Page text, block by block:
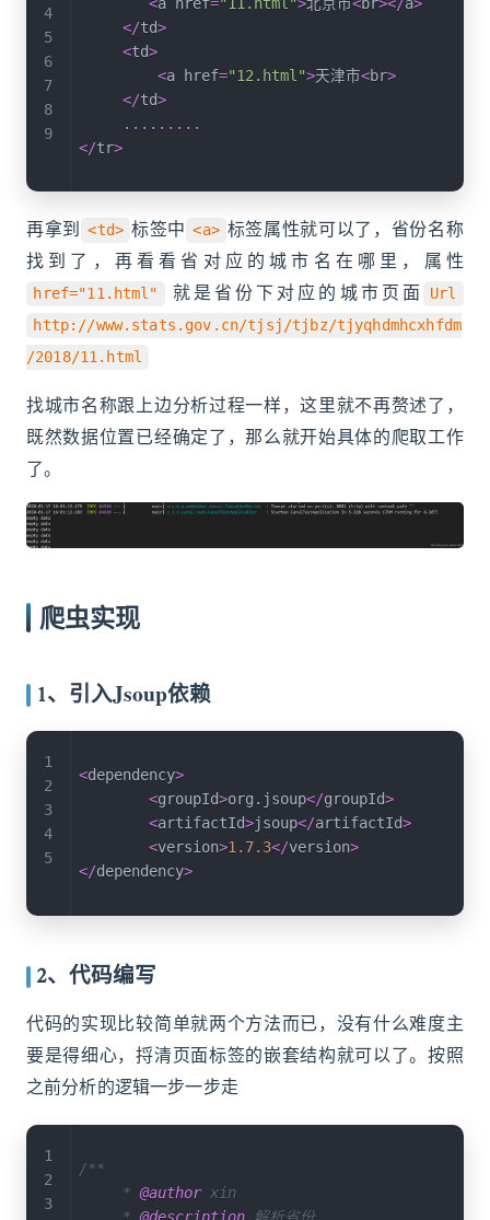
</td>
<td>
<a href="12.html">天津市<br>
</td>
... ... ...
</tr>
再拿到 <td> 标签中 <a> 标签属性就可以了，省份名称
找到了，再看看省对应的城市名在哪里，属性
href="11.html" 就是省份下对应的城市页面
Url
http://www.stats.gov.cn/tjsj/tjbz/tjyqhdmhcxhfdm
/2018/11.html
找城市名称跟上边分析过程一样，这里就不再赘述了，
既然数据位置已经确定了，那么就开始具体的爬取工作
了。
爬虫实现
1、引入Jsoup依赖
<dependency>
<groupId>org . jsoup</groupId>
<artifactId>jsoup</artifactId>
<version>1.7.3</version>
</dependency>
2、代码编写
代码的实现比较简单就两个方法而已，没有什么难度主
要是得细心，捋清页面标签的嵌套结构就可以了。按照
之前分析的逻辑一步一步走
/**
     *
@author xin